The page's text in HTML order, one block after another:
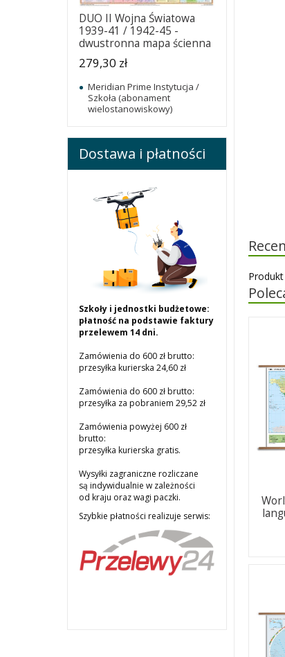
DUO II Wojna Światowa
1939-41 / 1942-45 -
dwustronna mapa ścienna
279,30 zł
Meridian Prime Instytucja /
Szkoła (abonament
wielostanowiskowy)
Dostawa i płatności
Szkoły i jednostki budżetowe:
płatność na podstawie faktury
przelewem 14 dni.
Zamówienia do 600 zł brutto:
przesyłka kurierska 24,60 zł
Zamówienia do 600 zł brutto:
przesyłka za pobraniem 29,52 zł
Zamówienia powyżej 600 zł
brutto:
przesyłka kurierska gratis.
Wysyłki zagraniczne rozliczane
są indywidualnie w zależności
od kraju oraz wagi paczki.
Szybkie płatności realizuje serwis: